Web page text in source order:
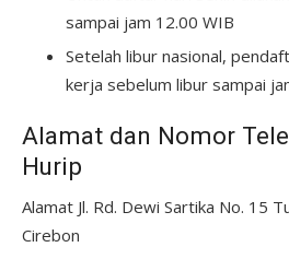
sampai jam 12.00 WIB
Setelah libur nasional,
kerja sebelum libur sampai
Alamat dan Nomor
Hurip
Alamat Jl. Rd. Dewi Sartika No. 15
Cirebon